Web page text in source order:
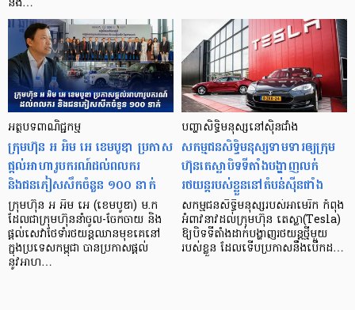
នឹង…
អត្ថបទពាណិជ្ជកម្ម
ក្រុមហ៊ុន អ អិម អេ ខេមបូឌា ប្រកាស
ផ្ដល់អាហារូបករណ៍ដល់ពលករ
និងជនភៀសសឹកចំនួន ១០០ នាក់
ក្រុមហ៊ុន អ អិម អេ (ខេមបូឌា) ម.ក
ដែលជាក្រុមហ៊ុននាំចូល-ចែកចាយ និង
ផ្ដល់សេវាថែទាំរថយន្ដឈានមុខគេនៅ
ក្នុងប្រទេសកម្ពុជា បានប្រកាសផ្ដល់
នូវអាហ…
បញ្ហាសិទ្ធិមនុស្ស​នៅស៊ិនជាំង
សកម្មជនសិទ្ធិមនុស្សទាមទារឲ្យក្រុម
ហ៊ុនតេស្លាបិទទីតាំងបង្ហាញលក់
រថយន្តរបស់ខ្លួននៅតំបន់ស៊ីនជាំង
សកម្មជនសិទ្ធិមនុស្សរបស់អាមេរិក កំពុង
អំពាវនាវដល់ក្រុមហ៊ុន តេស្លា(Tesla)
ឱ្យបិទទីតាំងដាក់បង្ហាញរថយន្តថ្មីមួយ
របស់ខ្លួន ដែលទើបប្រកាសនឹងបើកដ…